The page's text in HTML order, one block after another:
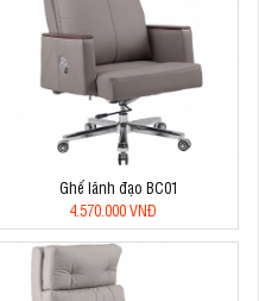
Ghế lãnh đạo BC01
4.570.000 VNĐ